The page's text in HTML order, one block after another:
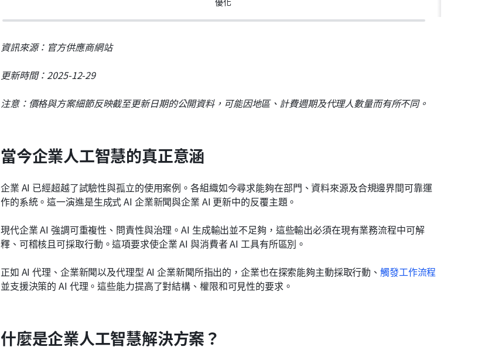
資訊來源：官方供應商網站
更新時間：2025-12-29
注意：價格與方案細節反映截至更新日期的公開資料，可能因地區、計費週期及代理人數量而有所不同。
當今企業人工智慧的真正意涵
企業 AI 已經超越了試驗性與孤立的使用案例。各組織如今尋求能夠在部門、資料來源及合規邊界間可靠運
作的系統。這一演進是生成式 AI 企業新聞與企業 AI 更新中的反覆主題。
現代企業 AI 強調可重複性、問責性與治理。AI 生成輸出並不足夠，這些輸出必須在現有業務流程中可解
釋、可稽核且可採取行動。這項要求使企業 AI 與消費者 AI 工具有所區別。
正如 AI 代理、企業新聞以及代理型 AI 企業新聞所指出的，企業也在探索能夠主動採取行動、觸發工作流程
並支援決策的 AI 代理。這些能力提高了對結構、權限和可見性的要求。
什麼是企業人工智慧解決方案？